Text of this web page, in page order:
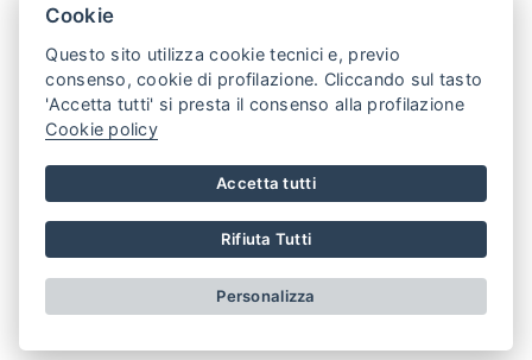
VIA MONTEBRACCO, 15
TEL. +39 0175 346407
PUNTO VENDITA: SAN SECONDO (TO) 10060
TEL. +39 0121 500508
REGISTRO IMPRESE CNREA 141230P.IVA 01875790048
CONDIZIONI DI VENDITA
Cookie
Questo sito utilizza cookie tecnici e, previo
consenso, cookie di profilazione. Cliccando sul tasto
'Accetta tutti' si presta il consenso alla profilazione
Cookie policy
Accetta tutti
Rifiuta Tutti
Personalizza